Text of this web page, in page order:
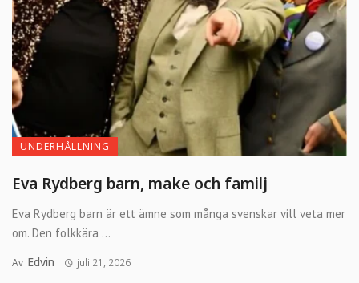
UNDERHÅLLNING
Eva Rydberg barn, make och familj
Eva Rydberg barn är ett ämne som många svenskar vill veta mer
om. Den folkkära ...
Av Edvin juli 21, 2026